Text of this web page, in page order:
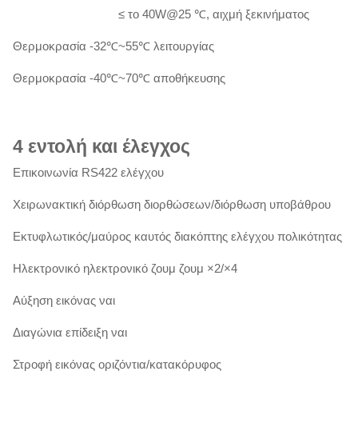
≤ το 40W@25 ℃, αιχμή ξεκινήματος
Θερμοκρασία -32℃~55℃ λειτουργίας
Θερμοκρασία -40℃~70℃ αποθήκευσης
4 εντολή και έλεγχος
Επικοινωνία RS422 ελέγχου
Χειρωνακτική διόρθωση διορθώσεων/διόρθωση υποβάθρου
Εκτυφλωτικός/μαύρος καυτός διακόπτης ελέγχου πολικότητας
Ηλεκτρονικό ηλεκτρονικό ζουμ ζουμ ×2/×4
Αύξηση εικόνας ναι
Διαγώνια επίδειξη ναι
Στροφή εικόνας οριζόντια/κατακόρυφος